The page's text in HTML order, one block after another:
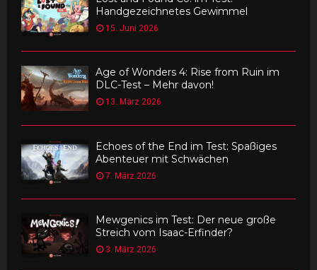
Handgezeichnetes Gewimmel
15. Juni 2026
Age of Wonders 4: Rise from Ruin im
DLC-Test – Mehr davon!
13. März 2026
Echoes of the End im Test: Spaßiges
Abenteuer mit Schwächen
7. März 2026
Mewgenics im Test: Der neue große
Streich vom Isaac-Erfinder?
3. März 2026